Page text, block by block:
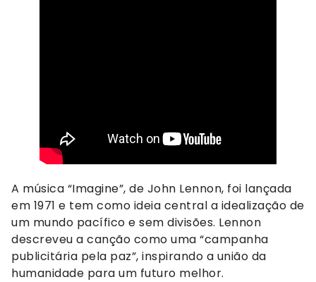
A música “Imagine”, de John Lennon, foi lançada
em 1971 e tem como ideia central a idealização de
um mundo pacífico e sem divisões. Lennon
descreveu a canção como uma “campanha
publicitária pela paz”, inspirando a união da
humanidade para um futuro melhor.